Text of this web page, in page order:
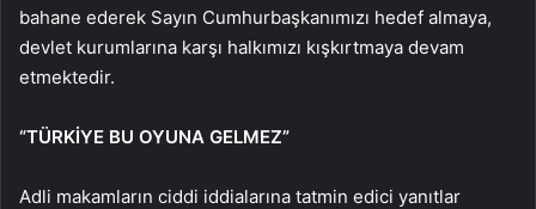
bahane ederek Sayın Cumhurbaşkanımızı hedef almaya,
devlet kurumlarına karşı halkımızı kışkırtmaya devam
etmektedir.
“TÜRKİYE BU OYUNA GELMEZ”
Adli makamların ciddi iddialarına tatmin edici yanıtlar